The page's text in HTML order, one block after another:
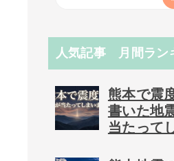
人気記事 月間ラン
熊本で震
書いた地
当たって